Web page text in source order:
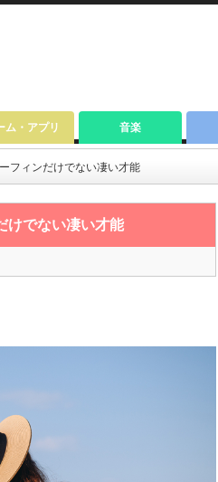
ム・アプリ 音楽
フィンだけでない凄い才能
けでない凄い才能